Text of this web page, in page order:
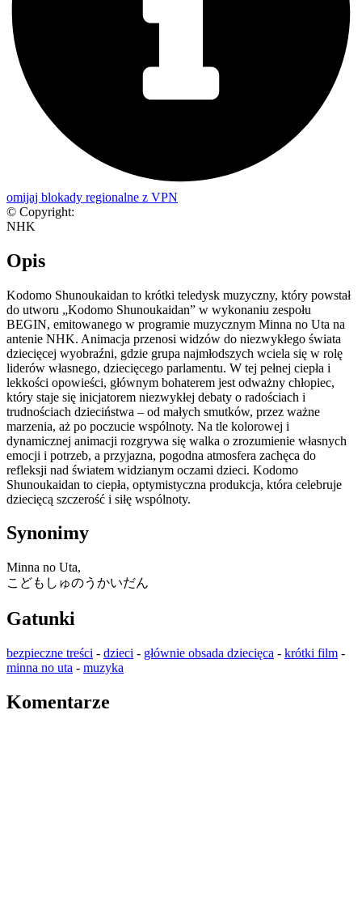
omijaj blokady regionalne z VPN
© Copyright:
NHK
Opis
Kodomo Shunoukaidan to krótki teledysk muzyczny, który powstał
do utworu „Kodomo Shunoukaidan” w wykonaniu zespołu
BEGIN, emitowanego w programie muzycznym Minna no Uta na
antenie NHK. Animacja przenosi widzów do niezwykłego świata
dziecięcej wyobraźni, gdzie grupa najmłodszych wciela się w rolę
liderów własnego, dziecięcego parlamentu. W tej pełnej ciepła i
lekkości opowieści, głównym bohaterem jest odważny chłopiec,
który staje się inicjatorem niezwykłej debaty o radościach i
trudnościach dzieciństwa – od małych smutków, przez ważne
marzenia, aż po poczucie wspólnoty. Na tle kolorowej i
dynamicznej animacji rozgrywa się walka o zrozumienie własnych
emocji i potrzeb, a przyjazna, pogodna atmosfera zachęca do
refleksji nad światem widzianym oczami dzieci. Kodomo
Shunoukaidan to ciepła, optymistyczna produkcja, która celebruje
dziecięcą szczerość i siłę wspólnoty.
Synonimy
Minna no Uta,
こどもしゅのうかいだん
Gatunki
bezpieczne treści - dzieci - głównie obsada dziecięca - krótki film -
minna no uta - muzyka
Komentarze